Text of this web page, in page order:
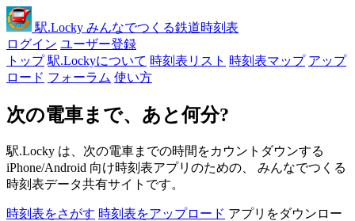
駅.Locky みんなでつくる鉄道時刻表
ログイン ユーザー登録
トップ 駅.Lockyについて 時刻表リスト 時刻表マップ アップ
ロード フォーラム 使い方
次の電車まで、あと何分?
駅.Locky は、次の電車までの時間をカウントダウンする
iPhone/Android 向け時刻表アプリのための、 みんなでつくる
時刻表データ共有サイトです。
時刻表をさがす 時刻表をアップロード アプリをダウンロー